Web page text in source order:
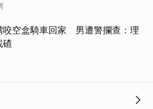
咬空盒騎車回家 男遭警攔查：理
碴